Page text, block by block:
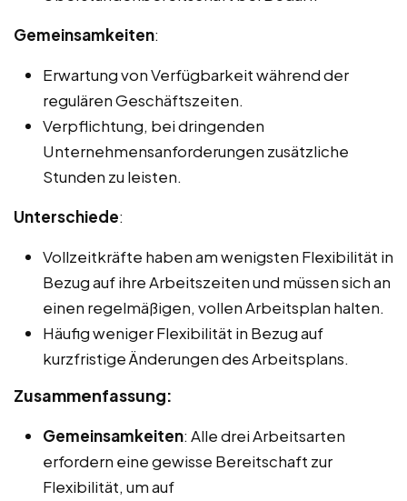
Gemeinsamkeiten:
Erwartung von Verfügbarkeit während der
regulären Geschäftszeiten.
Verpflichtung, bei dringenden
Unternehmensanforderungen zusätzliche
Stunden zu leisten.
Unterschiede:
Vollzeitkräfte haben am wenigsten Flexibilität in
Bezug auf ihre Arbeitszeiten und müssen sich an
einen regelmäßigen, vollen Arbeitsplan halten.
Häufig weniger Flexibilität in Bezug auf
kurzfristige Änderungen des Arbeitsplans.
Zusammenfassung:
Gemeinsamkeiten: Alle drei Arbeitsarten
erfordern eine gewisse Bereitschaft zur
Flexibilität, um auf